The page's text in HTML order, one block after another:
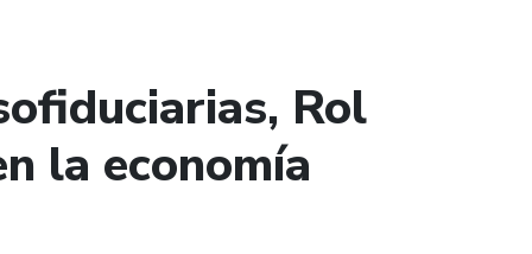
Rol
la economía